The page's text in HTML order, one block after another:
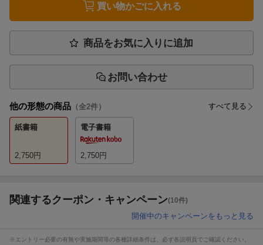
買い物かごに入れる
商品をお気に入りに追加
お問い合わせ
他の形態の商品 （全2件） すべて見る
紙書籍
2,750円
電子書籍
2,750円
関連するクーポン・キャンペーン(10件)
開催中のキャンペーンをもっと見る
※エントリー必要の有無や実施期間等の各種詳細条件は、必ず各説明頁でご確認ください。